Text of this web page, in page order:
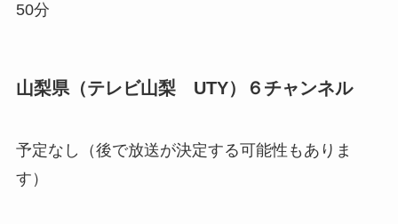
50分
山梨県（テレビ山梨 UTY）６チャンネル
予定なし（後で放送が決定する可能性もありま
す）